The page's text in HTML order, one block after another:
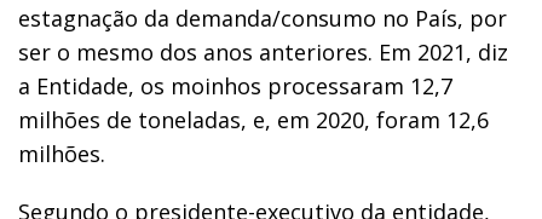
estagnação da demanda/consumo no País, por
ser o mesmo dos anos anteriores. Em 2021, diz
a Entidade, os moinhos processaram 12,7
milhões de toneladas, e, em 2020, foram 12,6
milhões.
Segundo o presidente-executivo da entidade,